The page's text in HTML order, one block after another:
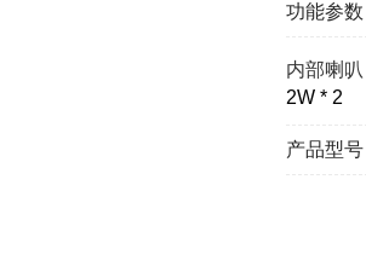
功能参数
内部喇
2W * 2
产品型号